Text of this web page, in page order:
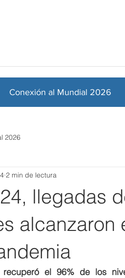
Conexión al Mundial 2026
2026
llegadas
alcanzaron
2 min de lectura
recuperó el 96% de los